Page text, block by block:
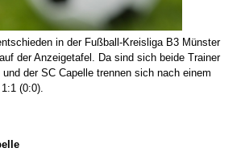
in der Fußball-Kreisliga B3 Münster
der Anzeigetafel. Da sind sich beide Trainer
der SC Capelle trennen sich nach einem
(0:0).